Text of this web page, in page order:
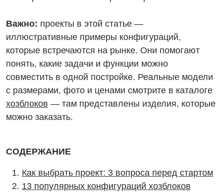
Важно: проекты в этой статье —
иллюстративные примеры конфигураций,
которые встречаются на рынке. Они помогают
понять, какие задачи и функции можно
совместить в одной постройке. Реальные модели
с размерами, фото и ценами смотрите в каталоге
хозблоков — там представлены изделия, которые
можно заказать.
СОДЕРЖАНИЕ
Как выбрать проект: 3 вопроса перед стартом
13 популярных конфигураций хозблоков